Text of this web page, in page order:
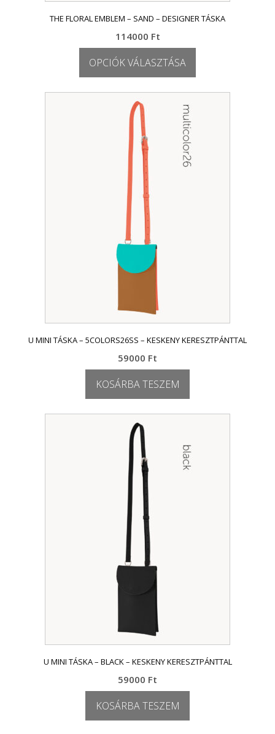
THE FLORAL EMBLEM – SAND – DESIGNER TÁSKA
114000 Ft
OPCIÓK VÁLASZTÁSA
a
terméknek
több
variációja
van.
változatok
termékoldalon
választhatók
U MINI TÁSKA – 5COLORS26SS – KESKENY KERESZTPÁNTTAL
59000 Ft
KOSÁRBA TESZEM
U MINI TÁSKA – BLACK – KESKENY KERESZTPÁNTTAL
59000 Ft
KOSÁRBA TESZEM